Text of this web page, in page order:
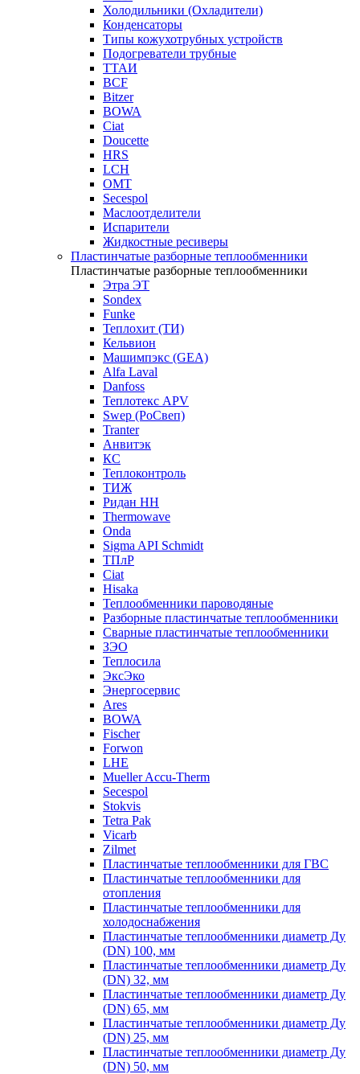
Холодильники (Охладители)
Конденсаторы
Типы кожухотрубных устройств
Подогреватели трубные
ТТАИ
BCF
Bitzer
BOWA
Ciat
Doucette
HRS
LCH
OMT
Secespol
Маслоотделители
Испарители
Жидкостные ресиверы
Пластинчатые разборные теплообменники
Пластинчатые разборные теплообменники
Этра ЭТ
Sondex
Funke
Теплохит (ТИ)
Кельвион
Машимпэкс (GEA)
Alfa Laval
Danfoss
Теплотекс APV
Swep (РоСвеп)
Tranter
Анвитэк
КС
Теплоконтроль
ТИЖ
Ридан НН
Thermowave
Onda
Sigma API Schmidt
ТПлР
Ciat
Hisaka
Теплообменники пароводяные
Разборные пластинчатые теплообменники
Сварные пластинчатые теплообменники
ЗЭО
Теплосила
ЭксЭко
Энергосервис
Ares
BOWA
Fischer
Forwon
LHE
Mueller Accu-Therm
Secespol
Stokvis
Tetra Pak
Vicarb
Zilmet
Пластинчатые теплообменники для ГВС
Пластинчатые теплообменники для
отопления
Пластинчатые теплообменники для
холодоснабжения
Пластинчатые теплообменники диаметр Ду
(DN) 100, мм
Пластинчатые теплообменники диаметр Ду
(DN) 32, мм
Пластинчатые теплообменники диаметр Ду
(DN) 65, мм
Пластинчатые теплообменники диаметр Ду
(DN) 25, мм
Пластинчатые теплообменники диаметр Ду
(DN) 50, мм